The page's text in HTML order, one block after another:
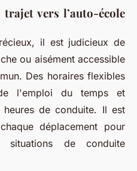
vers l’auto-école
il est judicieux de
ou aisément accessible
Des horaires flexibles
l'emploi du temps et
de conduite. Il est
déplacement pour
situations de conduite